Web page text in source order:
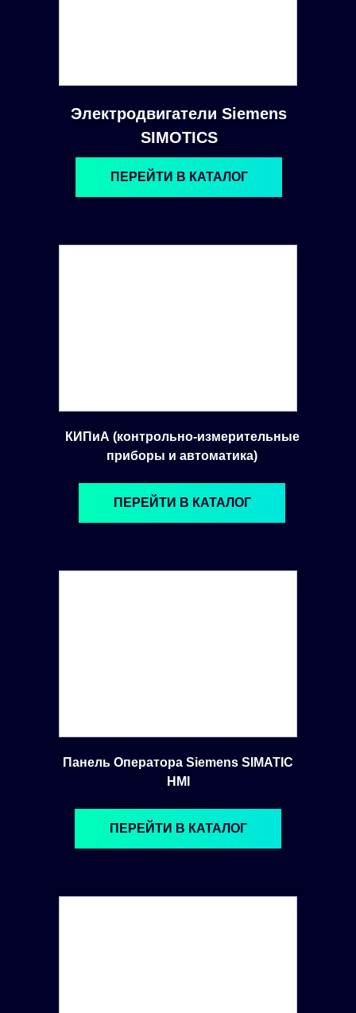
Электродвигатели Siemens
SIMOTICS
ПЕРЕЙТИ В КАТАЛОГ
КИПиА (контрольно-измерительные
приборы и автоматика)
Панель Оператора Siemens SIMATIC
HMI
ПЕРЕЙТИ В КАТАЛОГ
ПЕРЕЙТИ В КАТАЛОГ